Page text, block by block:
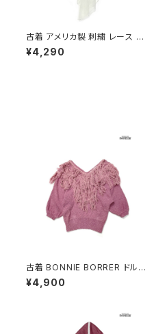
古着 アメリカ製 刺繍 レース 無
地 シフォン 膝丈 キャミソール
ワンピース 白 水色 (otu2603
¥4,290
古着 BONNIE BORRER ドルマ
ンスリーブ フリンジ 無地 シルク
長袖 ニット セーター ピンク (ttu
¥4,900